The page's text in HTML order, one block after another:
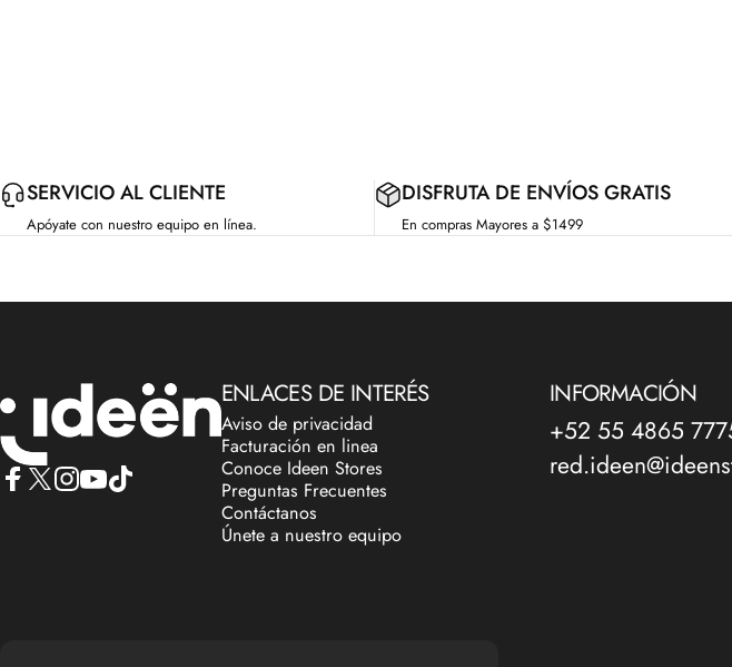
SERVICIO AL CLIENTE
Apóyate con nuestro equipo en línea.
DISFRUTA DE ENVÍOS GRATIS
En compras Mayores a $1499
IdeenstoresMX ENLACES DE INTERÉS
Aviso de privacidad
Facturación en linea
Conoce Ideen Stores
Preguntas Frecuentes
Contáctanos
Únete a nuestro equipo
INFORMACIÓN
+52 55 4865